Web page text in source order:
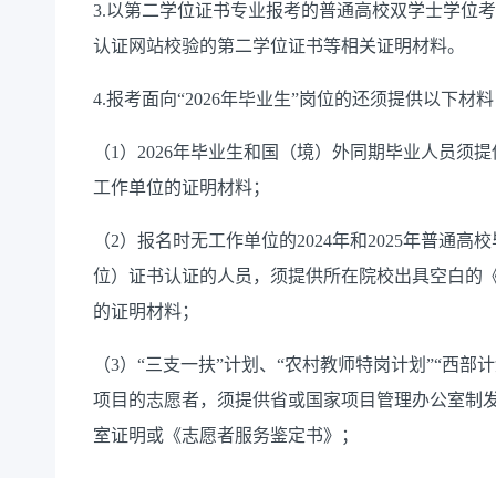
3.以第二学位证书专业报考的普通高校双学士学位
认证网站校验的第二学位证书等相关证明材料。
4.报考面向“2026年毕业生”岗位的还须提供以下材
（1）2026年毕业生和国（境）外同期毕业人员须
工作单位的证明材料；
（2）报名时无工作单位的2024年和2025年普通高
位）证书认证的人员，须提供所在院校出具空白的
的证明材料；
（3）“三支一扶”计划、“农村教师特岗计划”“西部
项目的志愿者，须提供省或国家项目管理办公室制
室证明或《志愿者服务鉴定书》；